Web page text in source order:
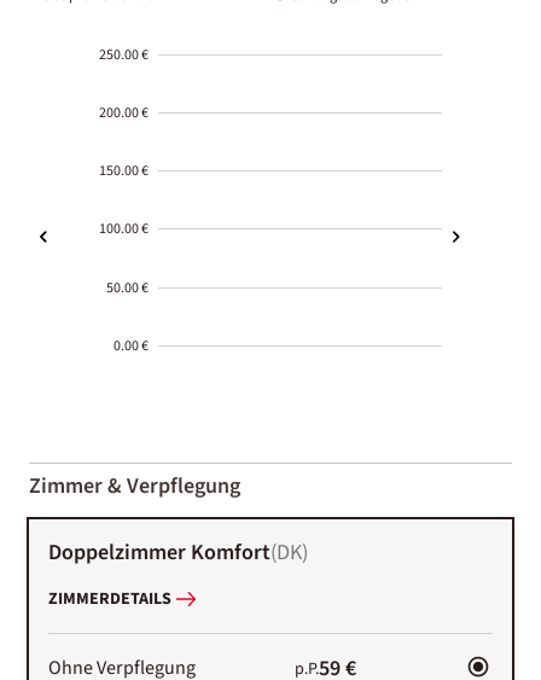
250.00 €
200.00 €
150.00 €
100.00 €
50.00 €
0.00 €
01-02
Zimmer & Verpflegung
Doppelzimmer Komfort(DK)
ZIMMERDETAILS
Ohne Verpflegung p.P.59 €